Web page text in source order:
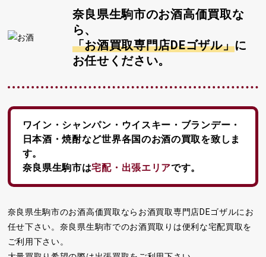
奈良県生駒市のお酒高価買取な
ら、
「お酒買取専門店DEゴザル」に
お任せください。
ワイン・シャンパン・ウイスキー・ブランデー・
日本酒・焼酎など世界各国のお酒の買取を致しま
す。
奈良県生駒市は宅配・出張エリアです。
奈良県生駒市のお酒高価買取ならお酒買取専門店DEゴザルにお
任せ下さい。奈良県生駒市でのお酒買取りは便利な宅配買取を
ご利用下さい。